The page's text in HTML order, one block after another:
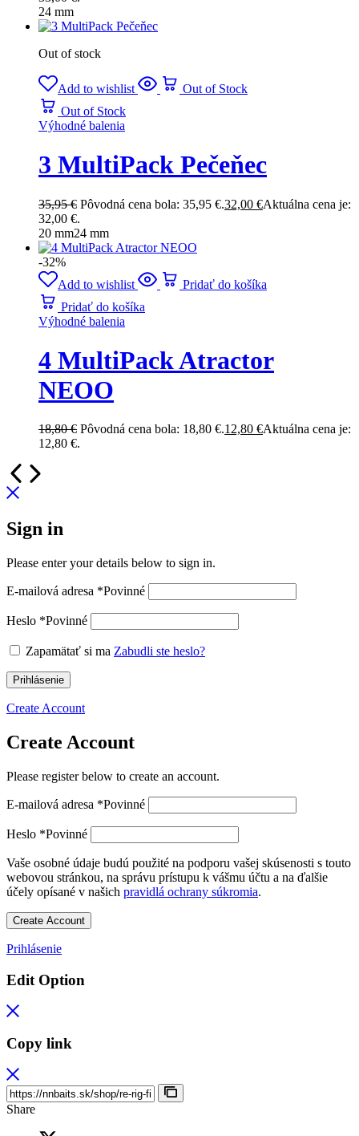
24 mm
Out of stock
Add to wishlist
Out of Stock
Out of Stock
Výhodné balenia
3 MultiPack Pečeňec
35,95€ Pôvodná cena bola: 35,95 €.32,00 €Aktuálna cena je:
32,00 €.
20 mm24 mm
-32%
Add to wishlist
Pridať do košíka
Pridať do košíka
Výhodné balenia
4 MultiPack Atractor
NEOO
18,80€ Pôvodná cena bola: 18,80 €.12,80 €Aktuálna cena je:
12,80 €.
Sign in
Please enter your details below to sign in.
E-mailová adresa *Povinné
Heslo *Povinné
Zapamätať si ma Zabudli ste heslo?
Prihlásenie
Create Account
Create Account
Please register below to create an account.
E-mailová adresa *Povinné
Heslo *Povinné
Vaše osobné údaje budú použité na podporu vašej skúsenosti s touto
webovou stránkou, na správu prístupu k vášmu účtu a na ďalšie
účely opísané v našich pravidlá ochrany súkromia.
Create Account
Prihlásenie
Edit Option
Copy link
Share